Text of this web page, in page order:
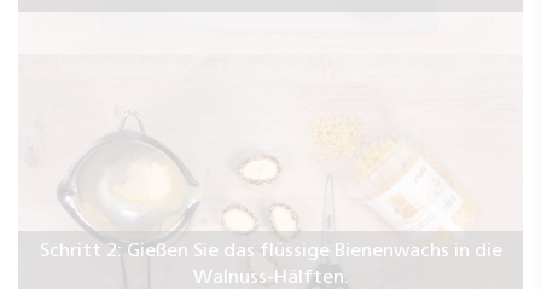
Schritt 2: Gießen Sie das flüssige Bienenwachs in die
Walnuss-Hälften.